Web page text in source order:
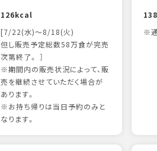
126kcal
[7/22(水)～8/18(火)
但し販売予定総数58万食が完売
次第終了。 ］
※期間内の販売状況によって、販
売を継続させていただく場合が
あります。
※お持ち帰りは当日予約のみと
なります。
※